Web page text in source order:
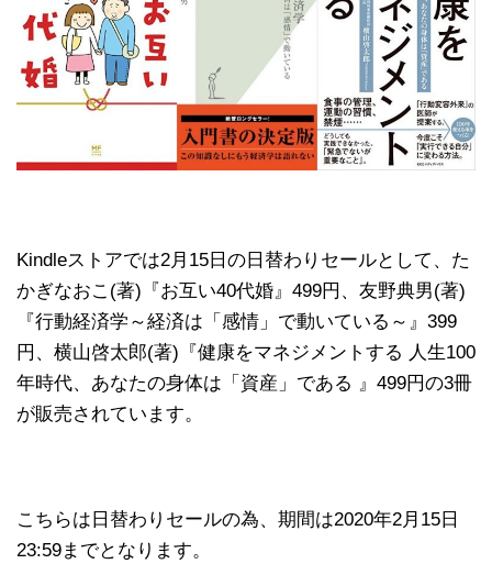
Kindleストアでは2月15日の日替わりセールとして、た
かぎなおこ(著)『お互い40代婚』499円、友野典男(著)
『行動経済学～経済は「感情」で動いている～』399
円、横山啓太郎(著)『健康をマネジメントする 人生100
年時代、あなたの身体は「資産」である 』499円の3冊
が販売されています。
こちらは日替わりセールの為、期間は2020年2月15日
23:59までとなります。